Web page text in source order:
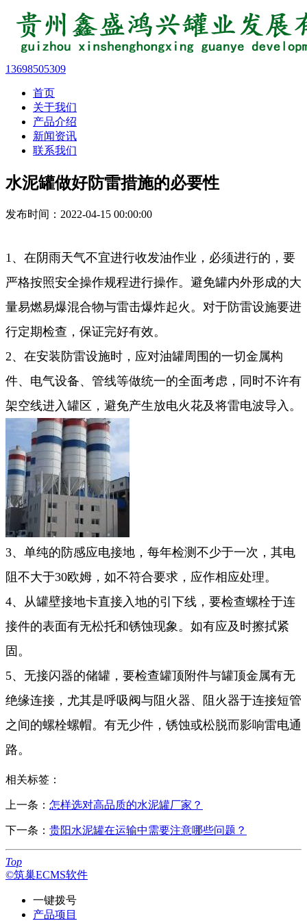
13698505309
首页
关于我们
产品介绍
新闻资讯
联系我们
水泥罐做好防雷措施的必要性
发布时间：2022-04-15 00:00:00
1、在阴雨天气不宜进行收发油作业，必须进行的，要
严格按照安全操作规程进行操作。避免罐内外形成的大
量易燃易爆混合物与雷击爆炸起火。对于防雷设施要进
行定期检查，保证完好有效。
2、在安装防雷设施时，应对油罐周围的一切金属构
件、电气设备、管线等做统一的全面考虑，同时不许有
架空线进入罐区，避免产生放电火花及将雷电波导入。
3、单纯的防感应电接地，每年检测不少于一次，其电
阻不大于30欧姆，如不符合要求，应作相应处理。
4、从罐壁接地卡直接入地的引下线，要检查螺栓于连
接件的表面有无松托和锈蚀现象。如有应及时擦拭紧
固。
5、无接闪器的储罐，要检查罐顶附件与罐顶金属有无
绝缘连接，尤其是呼吸阀与阻火器、阻火器于连接短管
之间的螺栓螺帽。有无少件，锈蚀或松脱而影响雷电通
路。
相关标签：
上一条： 怎样选对高品质的水泥罐厂家？
下一条： 贵阳水泥罐在运输中需要注意哪些问题？
Top
©筑巢ECMS软件
一键拨号
产品项目